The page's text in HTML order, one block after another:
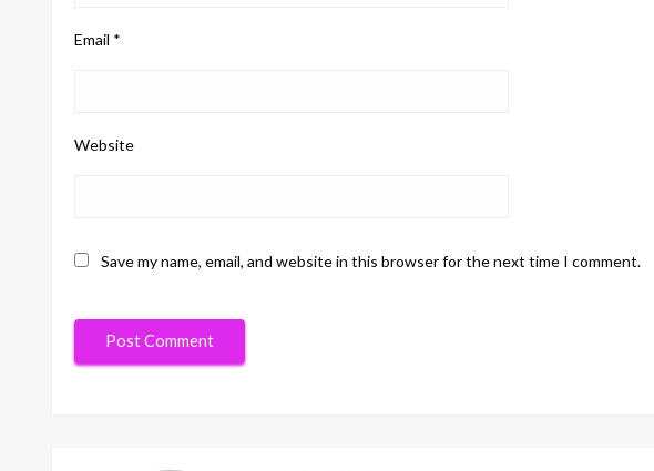
Email *
Website
Save my name, email, and website in this browser for the next time I comment.